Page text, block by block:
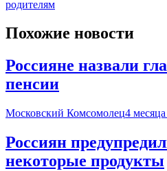
родителям
Похожие новости
Россияне назвали
пенсии
Московский Комсомолец4
Россиян
некоторые продукты